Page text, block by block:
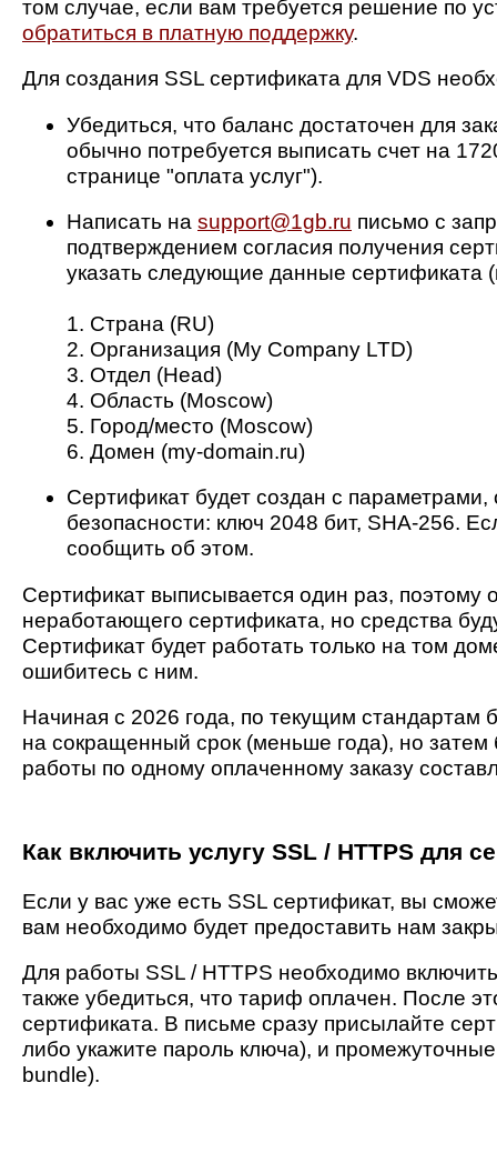
том случае, если вам требуется решение по
обратиться в платную поддержку.
Для создания SSL сертификата для VDS
Убедиться, что баланс достаточен для
обычно потребуется выписать счет на
странице "оплата услуг").
Написать на support@1gb.ru письмо с
подтверждением согласия получения
указать следующие данные сертификата
1. Страна (RU)
2. Организация (My Company LTD)
3. Отдел (Head)
4. Область (Moscow)
5. Город/место (Moscow)
6. Домен (my-domain.ru)
Сертификат будет создан с
безопасности: ключ 2048 бит, SHA-256.
сообщить об этом.
Сертификат выписывается один раз, поэтому
неработающего сертификата, но средства
Сертификат будет работать только на том
ошибитесь с ним.
Начиная с 2026 года, по текущим стандартам
на сокращенный срок (меньше года), но
работы по одному оплаченному заказу
Как включить услугу SSL / HTTPS для
Если у вас уже есть SSL сертификат, вы
вам необходимо будет предоставить нам
Для работы SSL / HTTPS необходимо
также убедиться, что тариф оплачен. После
сертификата. В письме сразу присылайте
либо укажите пароль ключа), и
bundle).